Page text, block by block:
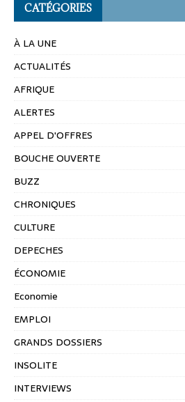
CATÉGORIES
À LA UNE
ACTUALITÉS
AFRIQUE
ALERTES
APPEL D'OFFRES
BOUCHE OUVERTE
BUZZ
CHRONIQUES
CULTURE
DEPECHES
ÉCONOMIE
Economie
EMPLOI
GRANDS DOSSIERS
INSOLITE
INTERVIEWS